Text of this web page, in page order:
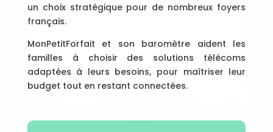
un choix stratégique pour de nombreux foyers
français.
MonPetitForfait et son baromètre aident les
familles à choisir des solutions télécoms
adaptées à leurs besoins, pour maîtriser leur
budget tout en restant connectées.